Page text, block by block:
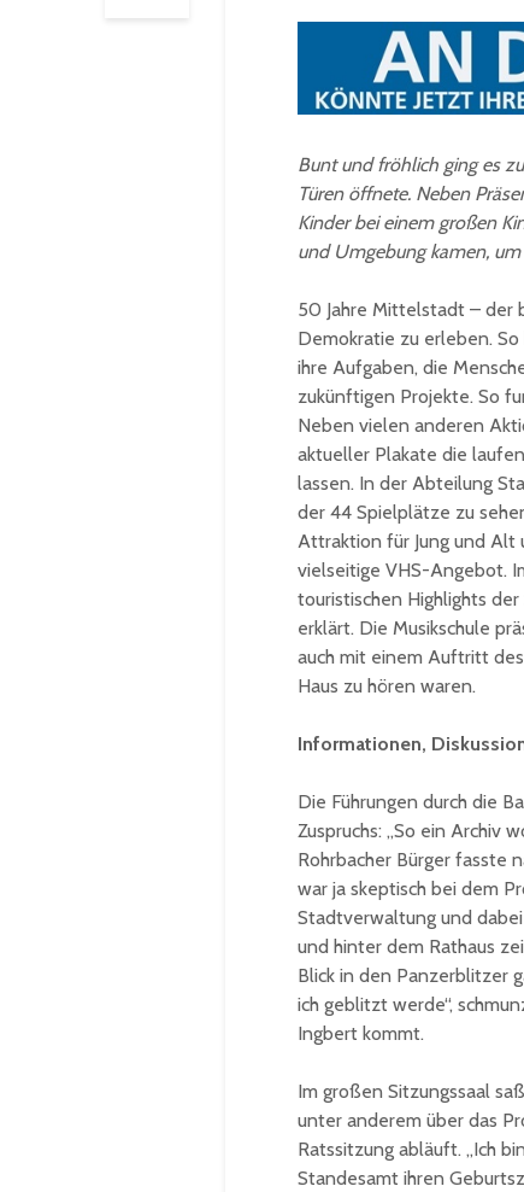
Bunt und fröhlich ging es
Türen öffnete. Neben
Kinder bei einem großen
und Umgebung kamen,
50 Jahre Mittelstadt – der
Demokratie zu erleben.
ihre Aufgaben, die
zukünftigen Projekte. So
Neben vielen anderen
aktueller Plakate die
lassen. In der Abteilung
der 44 Spielplätze zu
Attraktion für Jung und Alt
vielseitige VHS-Angebot.
touristischen Highlights
erklärt. Die Musikschule
auch mit einem Auftritt
Haus zu hören waren.
Informationen,
Die Führungen durch die
Zuspruchs: „So ein Archiv
Rohrbacher Bürger fasste
war ja skeptisch bei dem
Stadtverwaltung und
und hinter dem Rathaus
Blick in den Panzerblitzer
ich geblitzt werde“,
Ingbert kommt.
Im großen Sitzungssaal
unter anderem über das
Ratssitzung abläuft. „Ich
Standesamt ihren